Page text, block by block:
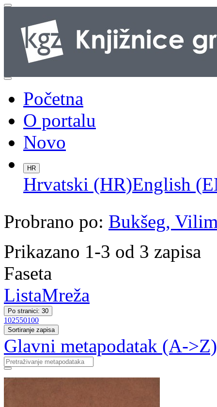
Početna
O portalu
Novo
HR
Hrvatski (HR)English
Probrano po: Bukšeg,
Prikazano 1-3 od 3 zapisa
Faseta
ListaMreža
Po stranici: 30
102550100
Sortiranje zapisa
Glavni metapodatak (A->Z)